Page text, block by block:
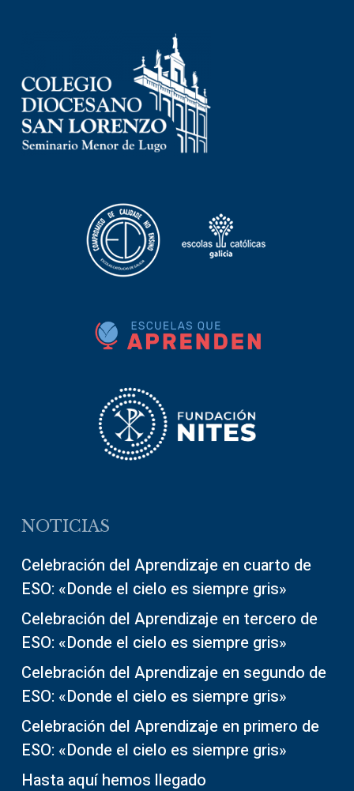
NOTICIAS
Celebración del Aprendizaje en cuarto de
ESO: «Donde el cielo es siempre gris»
Celebración del Aprendizaje en tercero de
ESO: «Donde el cielo es siempre gris»
Celebración del Aprendizaje en segundo de
ESO: «Donde el cielo es siempre gris»
Celebración del Aprendizaje en primero de
ESO: «Donde el cielo es siempre gris»
Hasta aquí hemos llegado